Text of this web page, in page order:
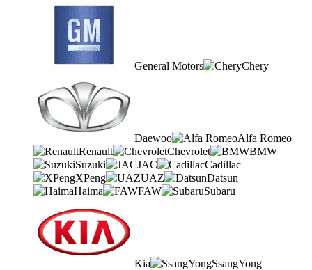
General Motors Chery
Daewoo
Alfa Romeo
Renault
Chevrolet
BMW
Suzuki
JAC
Cadillac
XPeng
UAZ
Datsun
Haima
FAW Subaru
Kia SsangYong